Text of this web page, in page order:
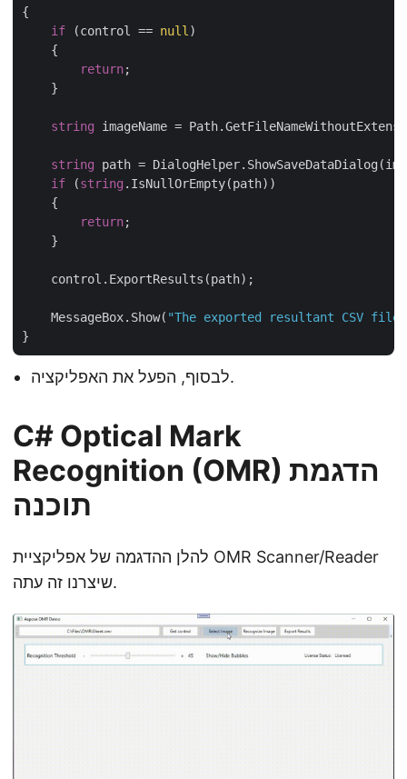
{
if (control == null )
    {
return;
    }
string imageName =
string path =
if (string .IsNullOrEmpty(path))
    {
return;
    }
    control.ExportResults(path);
    MessageBox.Show(
"The exported resultant CSV
לבסוף, הפעל את האפליקציה.
C# Optical Mark
Recognition (OMR) הדגמת
תוכנה
להלן ההדגמה של אפליקציית OMR Scanner/Reader
שיצרנו זה עתה.